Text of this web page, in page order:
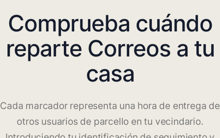
Comprueba cuándo
reparte Correos a tu
casa
Cada marcador representa una hora de entrega de
otros usuarios de parcello en tu vecindario.